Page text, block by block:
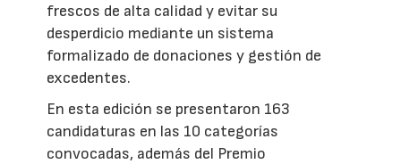
frescos de alta calidad y evitar su
desperdicio mediante un sistema
formalizado de donaciones y gestión de
excedentes.
En esta edición se presentaron 163
candidaturas en las 10 categorías
convocadas, además del Premio